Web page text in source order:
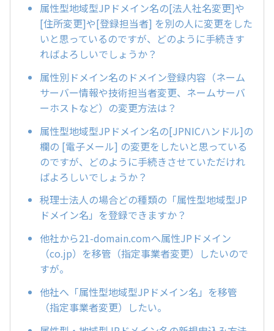
属性型地域型JPドメイン名の[法人社名変更]や
[住所変更]や[登録担当者] を別の人に変更をした
いと思っているのですが、どのように手続きす
ればよろしいでしょうか？
属性別ドメイン名のドメイン登録内容（ネーム
サーバー情報や技術担当者変更、ネームサーバ
ーホストなど）の変更方法は？
属性型地域型JPドメイン名の[JPNICハンドル]の
欄の [電子メール] の変更をしたいと思っている
のですが、どのように手続きさせていただけれ
ばよろしいでしょうか？
税理士法人の場合どの種類の「属性型地域型JP
ドメイン名」を登録できますか？
他社から21-domain.comへ属性JPドメイン
（co.jp）を移管（指定事業者変更）したいので
すが。
他社へ「属性型地域型JPドメイン名」を移管
（指定事業者変更）したい。